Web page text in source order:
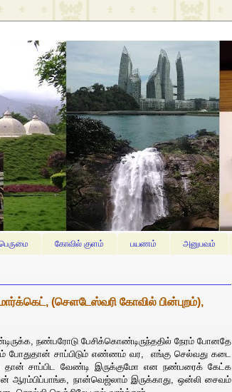
கோவில் குளம் பயணம் அனுபவம்
(செளடேஸ்வரி கோவில் பின்புறம்),
நண்பரோடு பேசிக்கொண்டிருந்ததில் நேரம் போனதே
போதுதான் சாப்பிடும் எண்ணம் வர,
எங்கு செல்வது கடை
தான் சாப்பிட வேண்டி இருக்குமோ என நண்பரைக் கேட்க
ஆரம்பிப்பாங்க, நான்வெஜ்லாம் இருக்காது, ஒன்லி சைவம்